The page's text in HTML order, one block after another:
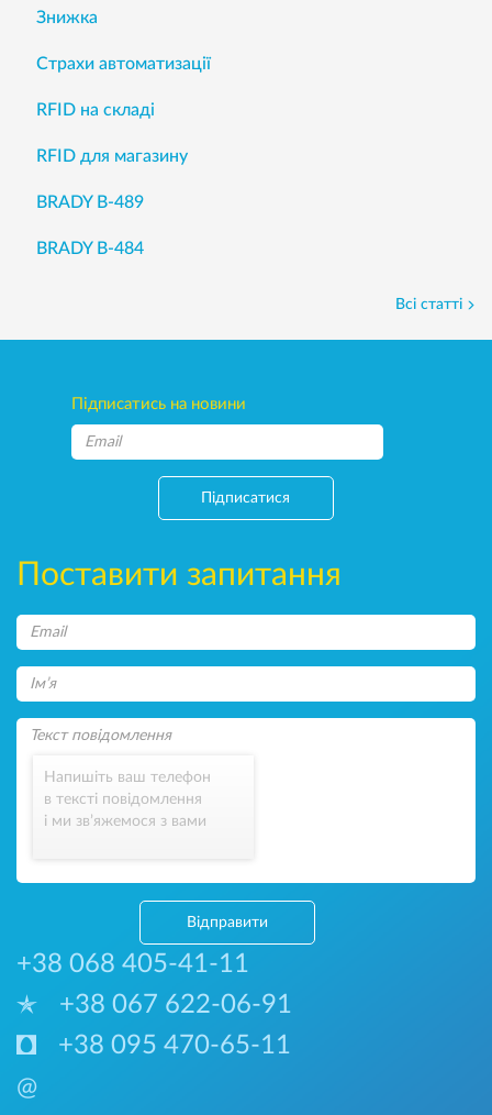
Знижка
Страхи автоматизації
RFID на складі
RFID для магазину
BRADY B-489
BRADY B-484
Всі статті
Підписатись на новини
Підписатися
Поставити запитання
Напишіть ваш телефон
в тексті повідомлення
і ми зв’яжемося з вами
Відправити
+38 068 405-41-11
+38 067 622-06-91
+38 095 470-65-11
@